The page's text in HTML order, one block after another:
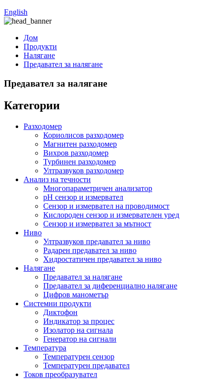
English
Дом
Продукти
Налягане
Предавател за налягане
Предавател за налягане
Категории
Разходомер
Кориолисов разходомер
Магнитен разходомер
Вихров разходомер
Турбинен разходомер
Ултразвуков разходомер
Анализ на течности
Многопараметричен анализатор
pH сензор и измервател
Сензор и измервател на проводимост
Кислороден сензор и измервателен уред
Сензор и измервател за мътност
Ниво
Ултразвуков предавател за ниво
Радарен предавател за ниво
Хидростатичен предавател за ниво
Налягане
Предавател за налягане
Предавател за диференциално налягане
Цифров манометър
Системни продукти
Диктофон
Индикатор за процес
Изолатор на сигнала
Генератор на сигнали
Температура
Температурен сензор
Температурен предавател
Токов преобразувател